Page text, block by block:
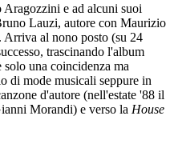
e ad alcuni suoi
Lauzi, autore con Maurizio
. Arriva al nono posto (su 24
trascinando l'album
una coincidenza ma
di mode musicali seppure in
d'autore (nell'estate '88 il
Morandi) e verso la House